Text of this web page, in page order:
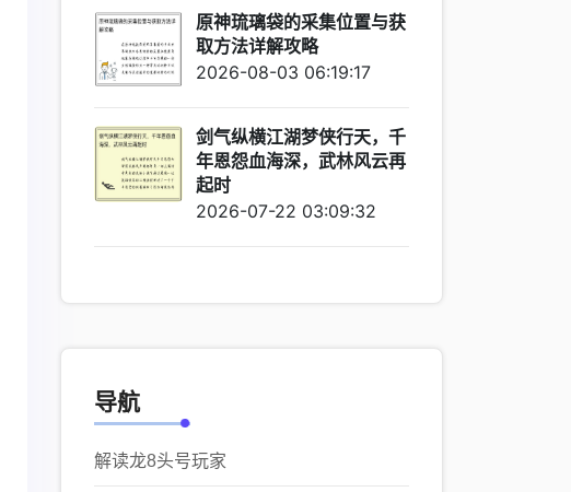
原神琉璃袋的采集位置与获
取方法详解攻略
2026-08-03 06:19:17
剑气纵横江湖梦侠行天，千
年恩怨血海深，武林风云再
起时
2026-07-22 03:09:32
导航
解读龙8头号玩家